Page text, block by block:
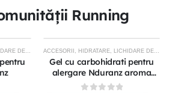
Running
DE STOC ACCESORII , HIDRATARE, LICHIDARE DE STOC
Gel cu carbohidrati pentru
alergare Nduranz aroma
lamaie